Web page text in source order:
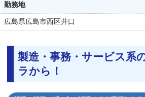
勤務地
広島県広島市西区井口
製造・事務・サービス系
ラから！